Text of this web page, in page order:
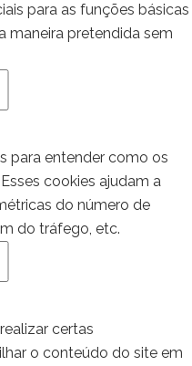
para as funções básicas
maneira pretendida sem
para entender como os
cookies ajudam a
do número de
do tráfego, etc.
certas
o conteúdo do site em